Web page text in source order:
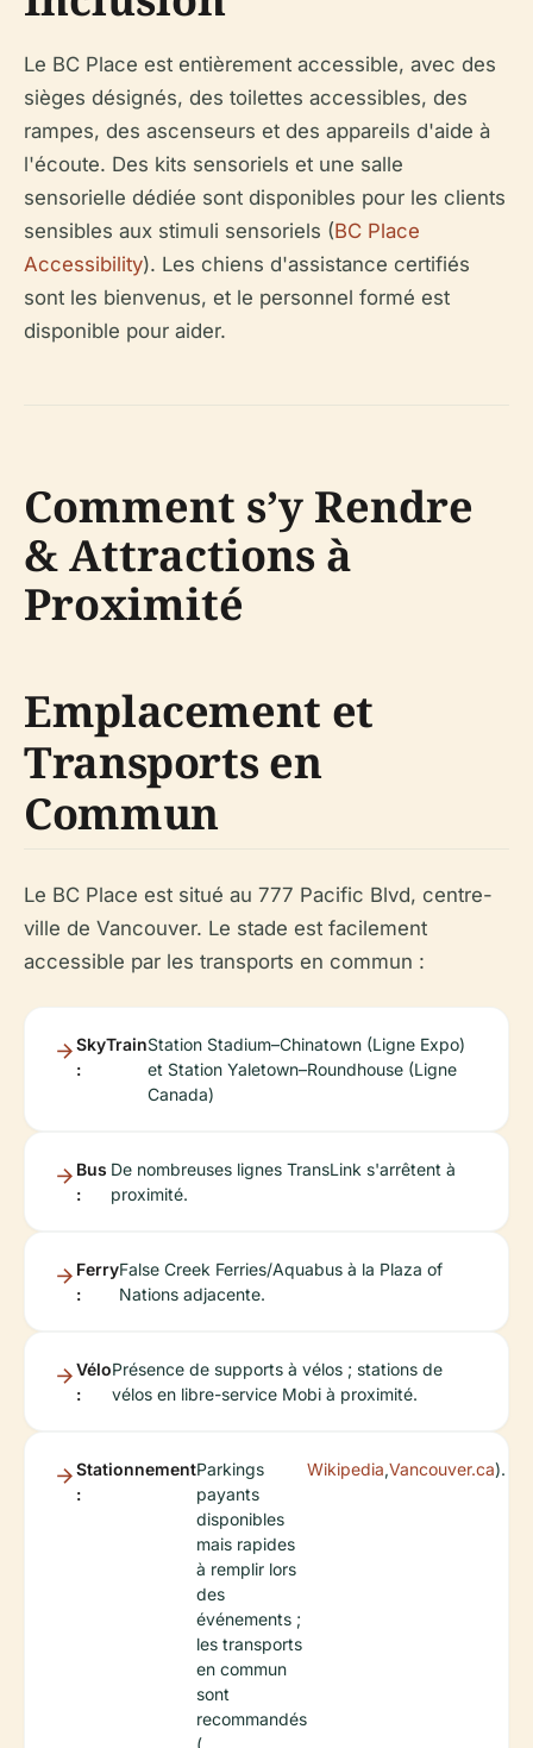
Le BC Place est entièrement accessible, avec des
sièges désignés, des toilettes accessibles, des
rampes, des ascenseurs et des appareils d'aide à
l'écoute. Des kits sensoriels et une salle
sensorielle dédiée sont disponibles pour les clients
sensibles aux stimuli sensoriels (BC Place
Accessibility). Les chiens d'assistance certifiés
sont les bienvenus, et le personnel formé est
disponible pour aider.
Comment s’y Rendre
& Attractions à
Proximité
Emplacement et
Transports en
Commun
Le BC Place est situé au 777 Pacific Blvd, centre-
ville de Vancouver. Le stade est facilement
accessible par les transports en commun :
SkyTrain
:
Station Stadium–Chinatown (Ligne Expo)
et Station Yaletown–Roundhouse (Ligne
Canada)
Bus
:
De nombreuses lignes TransLink s'arrêtent à
proximité.
Ferry
:
False Creek Ferries/Aquabus à la Plaza of
Nations adjacente.
Vélo
:
Présence de supports à vélos ; stations de
vélos en libre-service Mobi à proximité.
Stationnement
:
Parkings
payants
disponibles
mais rapides
à remplir lors
des
événements ;
les transports
en commun
sont
recommandés
(
Wikipedia,Vancouver.ca).